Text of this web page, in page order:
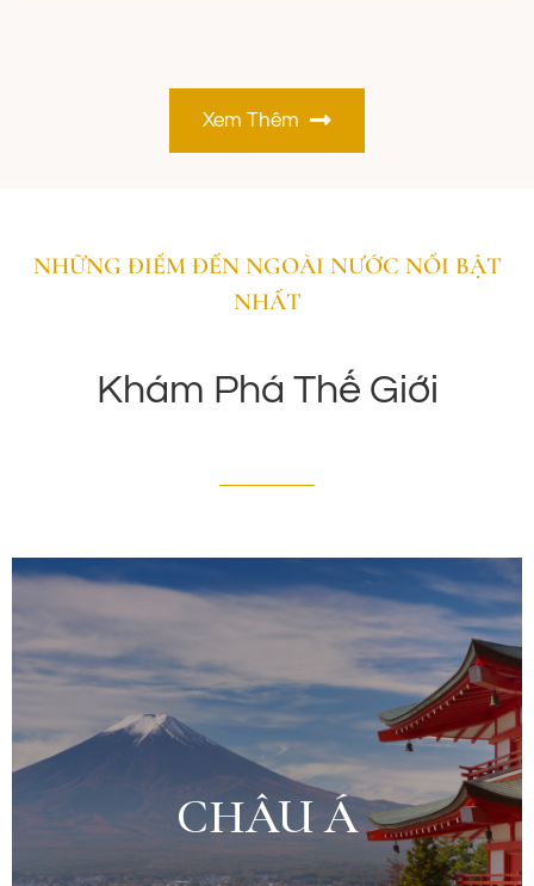
Xem Thêm
NHỮNG ĐIỂM ĐẾN NGOÀI NƯỚC NỔI BẬT
NHẤT
Khám Phá Thế Giới
CHÂU Á